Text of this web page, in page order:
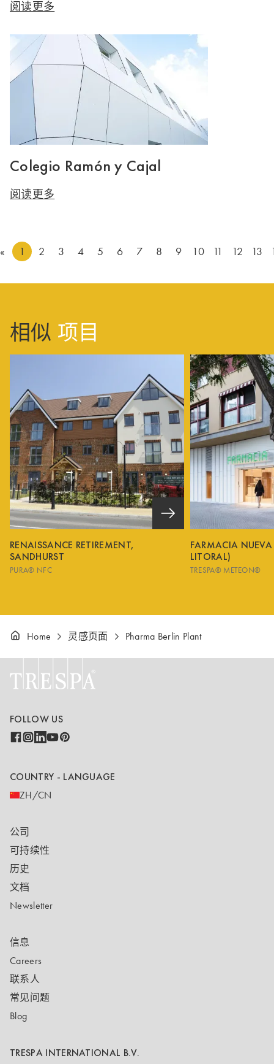
阅读更多
Colegio Ramón y Cajal
阅读更多
« 1 2 3 4 5 6 7 8 9 10 11 12 13
相似 项目
RENAISSANCE RETIREMENT,
SANDHURST
PURA® NFC
FARMACIA
LITORAL)
TRESPA® METEON®
Home 灵感页面 Pharma Berlin Plant
FOLLOW US
COUNTRY - LANGUAGE
ZH/CN
公司
可持续性
历史
文档
Newsletter
信息
Careers
联系人
常见问题
Blog
TRESPA INTERNATIONAL B.V.